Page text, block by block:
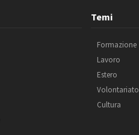
Temi
Formazione
Lavoro
Estero
Volontariato
Cultura